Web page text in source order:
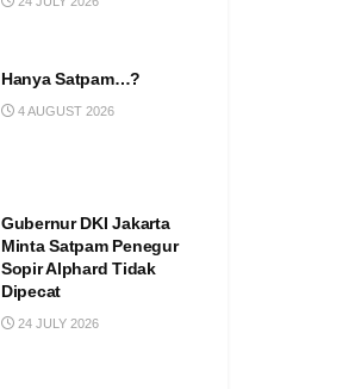
Hanya Satpam…?
4 AUGUST 2026
Gubernur DKI Jakarta
Minta Satpam Penegur
Sopir Alphard Tidak
Dipecat
24 JULY 2026